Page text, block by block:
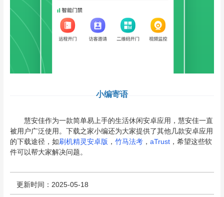
小编寄语
慧安佳作为一款简单易上手的生活休闲安卓应用，慧安佳一直
被用户广泛使用。下载之家小编还为大家提供了其他几款安卓应用
的下载途径，如刷机精灵安卓版 ， 竹马法考， aTrust，希望这些软
件可以帮大家解决问题。
更新时间：2025-05-18